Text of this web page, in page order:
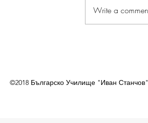
Write a
©2018 Българско Училище "Иван